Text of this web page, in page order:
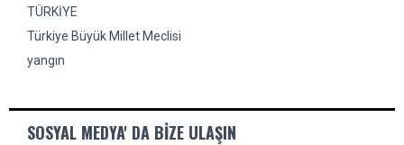
TÜRKİYE
Türkiye Büyük Millet Meclisi
yangın
SOSYAL MEDYA' DA BIZE ULAŞIN